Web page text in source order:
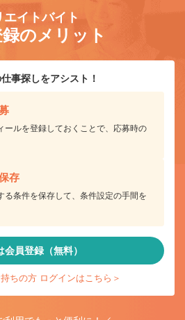
エイトバイト
のメリット
事探しをアシスト！
ールを登録しておくことで、応募時の
存
る条件を保存して、条件設定の手間を
会員登録（無料）
ちの方 ログインはこちら＞